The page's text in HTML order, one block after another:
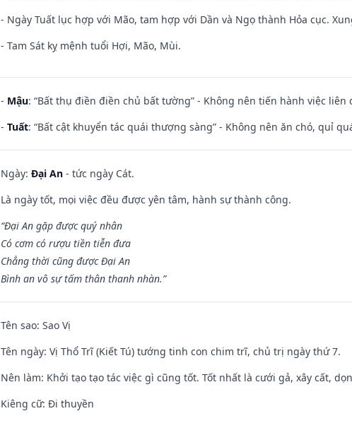
- Ngày Tuất lục hợp với Mão, tam hợp với Dần và Ngọ thành Hỏa cục.
- Tam Sát kỵ mệnh tuổi Hợi, Mão, Mùi.
- Mậu: “Bất thụ điền điền chủ bất tường” - Không nên tiến hành việc
- Tuất: “Bất cật khuyển tác quái thượng sàng” - Không nên ăn chó, quỉ
Ngày: Đại An - tức ngày Cát.
Là ngày tốt, mọi việc đều được yên tâm, hành sự thành công.
“Đại An gặp được quý nhân
Có cơm có rượu tiền tiễn đưa
Chẳng thời cũng được Đại An
Bình an vô sự tấm thân thanh nhàn.”
Tên sao: Sao Vị
Tên ngày: Vị Thổ Trĩ (Kiết Tú) tướng tinh con chim trĩ, chủ trị ngày thứ 7.
Nên làm: Khởi tạo tạo tác việc gì cũng tốt. Tốt nhất là cưới gả, xây cất,
Kiêng cữ: Đi thuyền